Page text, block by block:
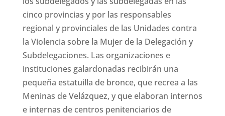
cinco provincias y por las responsables
regional y provinciales de las Unidades contra
la Violencia sobre la Mujer de la Delegación y
Subdelegaciones. Las organizaciones e
instituciones galardonadas recibirán una
pequeña estatuilla de bronce, que recrea a las
Meninas de Velázquez, y que elaboran internos
e internas de centros penitenciarios de